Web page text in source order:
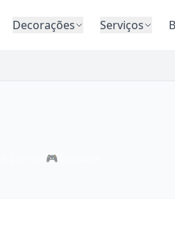
Decorações Serviços
🎮